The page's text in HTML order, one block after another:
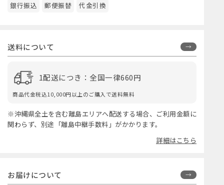
銀行振込
郵便振替 代金引換
送料について
1配送につき：全国一律660円
商品代金税込10,000円以上のご購入で送料無料
※沖縄県全土を含む離島エリアへ配送する場合、ご利用金額に
関わらず、別途「離島中継手数料」がかかります。
詳細はこちら
お届けについて